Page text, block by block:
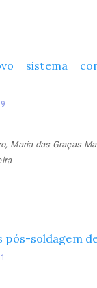
sistema
Maria das Graças
soldagem